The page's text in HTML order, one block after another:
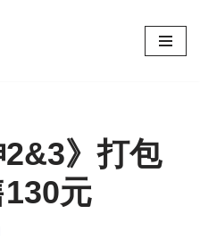
2&3》打包
元